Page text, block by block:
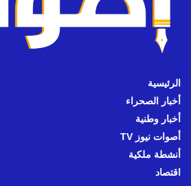
الرئيسية
أخبار الصحراء
أخبار وطنية
أصوات نيوز TV
أنشطة ملكية
اقتصاد